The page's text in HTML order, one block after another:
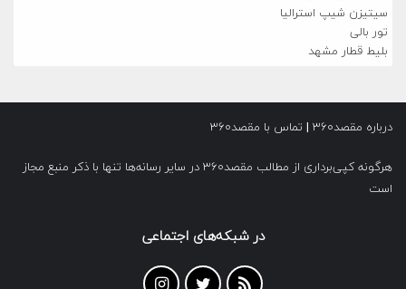
سیتیزن شیپ استرالیا
تور بالی
بلیط قطار مشهد
درباره مقصد۳۶۰ | تماس با مقصد۳۶۰
هرگونه کپی‌برداری از مطالب مقصد۳۶۰ در سایر رسانه‌ها تنها با ذکر منبع مجاز
است
در شبکه‌های اجتماعی
خوراکتوییتراینستاگرام